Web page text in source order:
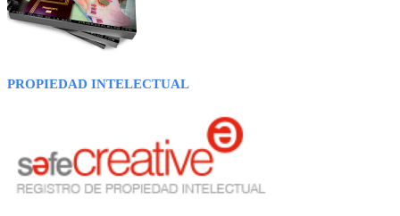
PROPIEDAD INTELECTUAL